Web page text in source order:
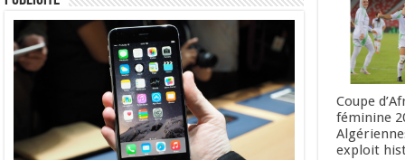
Coupe
féminine
exploit